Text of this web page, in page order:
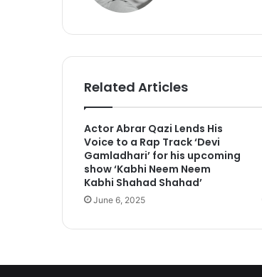
Related Articles
Actor Abrar Qazi Lends His
Voice to a Rap Track ‘Devi
Gamladhari’ for his upcoming
show ‘Kabhi Neem Neem
Kabhi Shahad Shahad’
June 6, 2025